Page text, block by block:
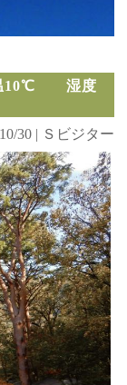
10℃ 湿度
30 | Ｓビジター